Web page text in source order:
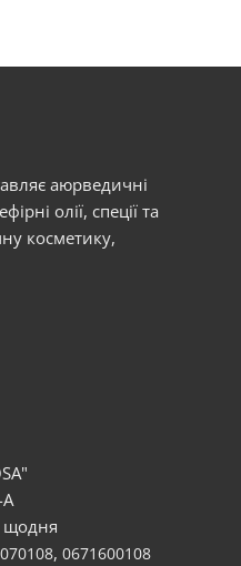
аюрведичні
олії, спеції та
косметику,
А
щодня
, 0671600108